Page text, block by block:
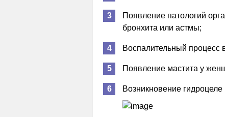
Появление патологий
бронхита или астмы;
Воспалительный процесс
Появление мастита у
Возникновение